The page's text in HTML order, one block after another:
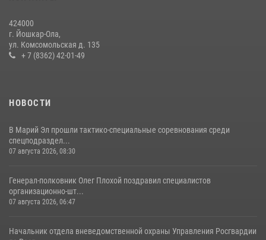
(видео)
11 июля 2026, 06:20 9
28 июля 2026, 11:52
424000
г. Йошкар-Ола,
ул. Комсомольская д. 135
+ 7 (8362) 42-01-49
НОВОСТИ
В Марий Эл прошли тактико-специальные соревнования среди
спецподраздел...
07 августа 2026, 08:30
Генерал-полковник Олег Плохой поздравил специалистов
организационно-шт...
07 августа 2026, 06:47
Начальник отдела вневедомственной охраны Управления Росгвардии